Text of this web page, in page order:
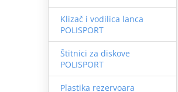
Klizač i vodilica lanca
POLISPORT
Štitnici za diskove
POLISPORT
Plastika rezervoara